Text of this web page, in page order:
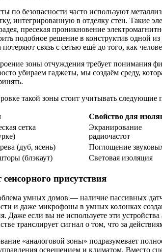
по безопасности часто используют
интегрированную в отделку стен. Такие
пресекая проникновение
подобное решение в конструктив одной
потеряют связь с сетью ещё до того, как
зоны отчуждения требует понимания
убираем гаджеты, мы создаём среду,
такой зоны стоит учитывать следующие
Свойство для
сетка
Экранирование
радиочастот
(дуб, ясень)
Поглощение
(блэкаут)
Световая изоляция
сенсорного присутствия
умных домов — наличие пассивных
и даже микрофоны в умных колонках
Даже если вы не используете эти
транслирует сигнал о том, что за
«аналоговой зоны» подразумевает
освещением и климатом. Вместо